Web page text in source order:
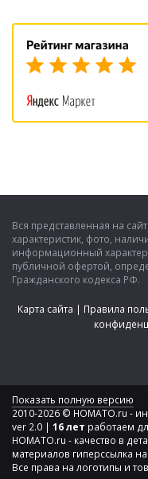
Вся представленная на
характеристик, фото,
информационный характер
публичной офертой,
Гражданского кодекса РФ.
Карта сайта | Правила
Показать полную версию
2010-2026 © HOMATO.ru -
ver 2.0 | 16 лет работаем
HOMATO.ru - качество в
материалов гиперссылка
Все права на логотипы и